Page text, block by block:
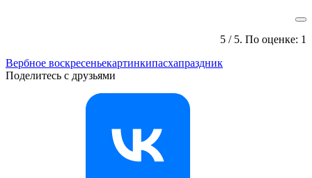
5 / 5. По оценке: 1
Вербное воскресеньекартинкипасхапраздник
Поделитесь с друзьями